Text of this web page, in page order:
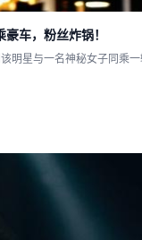
车，粉丝炸锅！
明星与一名神秘女子同乘